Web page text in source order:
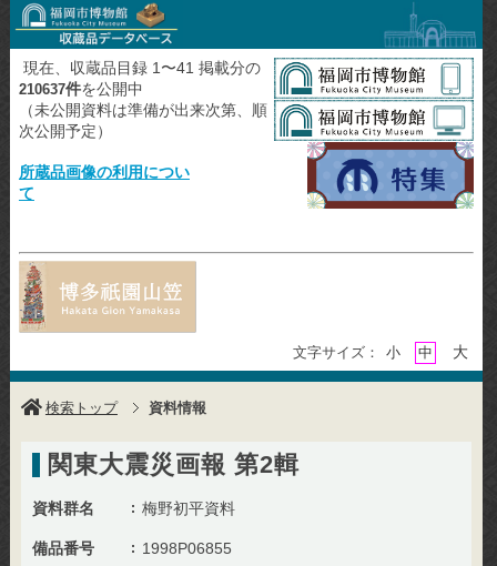
現在、収蔵品目録 1〜41 掲載分の
210637件を公開中
（未公開資料は準備が出来次第、順
次公開予定）
所蔵品画像の利用につい
て
文字サイズ： 小 中 大
検索トップ 資料情報
関東大震災画報 第2輯
資料群名 梅野初平資料
備品番号 1998P06855